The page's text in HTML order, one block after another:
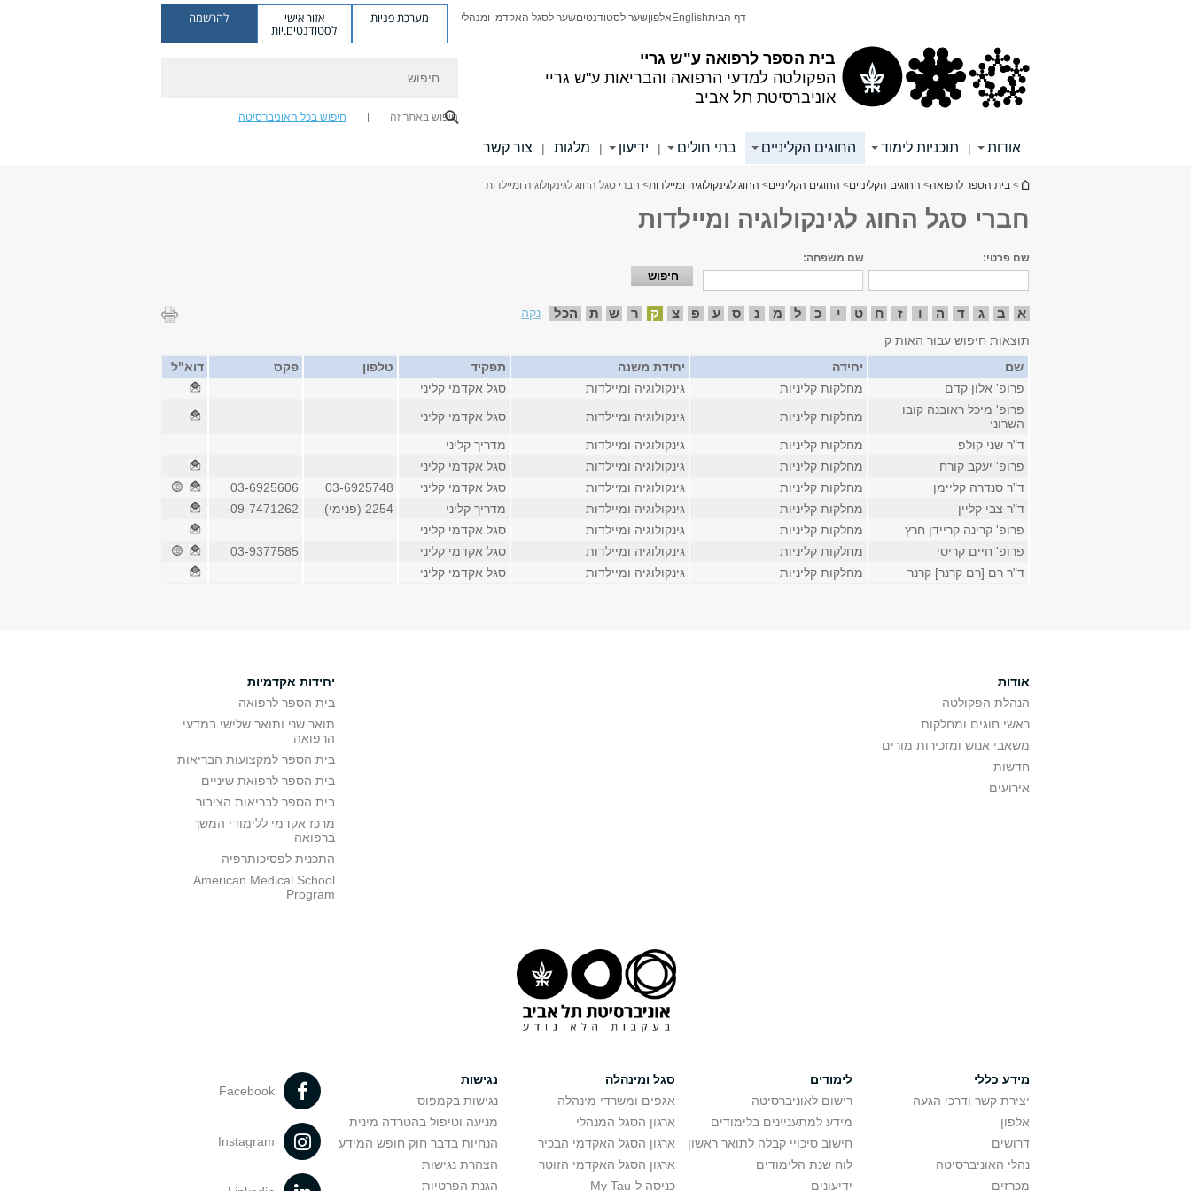
בית הספר לרפואה ע"ש גריי
הפקולטה למדעי הרפואה והבריאות ע"ש גריי
אוניברסיטת תל אביב
דף הביתEnglish אלפוןשער לסטודנטיםשער לסגל האקדמי ומנהלי מערכת פניות אזור אישי
לסטודנטים.יות
להרשמה
חיפוש באתר זה חיפוש בכל האוניברסיטה
אודות | תוכניות לימוד החוגים הקליניים בתי חולים | ידיעון | מלגות | צור קשר
הינך נמצא כאן
> בית הספר לרפואה> החוגים הקליניים> החוגים הקליניים> החוג לגינקולוגיה ומיילדות> חברי סגל החוג לגינקולוגיה ומיילדות
חברי סגל החוג לגינקולוגיה ומיילדות
שם פרטי: שם משפחה:
א ב ג ד ה ו ז ח ט י כ ל מ נ ס ע פ צ ק ר ש ת הכל
נקה
תוצאות חיפוש עבור האות ק
שם
יחידה יחידת משנה תפקיד טלפון פקס
דוא"ל
פרופ' אלון קדם
מחלקות קליניות גינקולוגיה ומיילדות
סגל אקדמי קליני
פרופ' מיכל ראובנה קובו
השרוני
מחלקות קליניות גינקולוגיה ומיילדות
סגל אקדמי קליני
ד"ר שני קולפ
מחלקות קליניות גינקולוגיה ומיילדות
מדריך קליני
פרופ' יעקב קורח
מחלקות קליניות גינקולוגיה ומיילדות
סגל אקדמי קליני
ד"ר סנדרה קליימן
מחלקות קליניות גינקולוגיה ומיילדות סגל אקדמי קליני 03-6925748
03-6925606
ד"ר צבי קליין
מחלקות קליניות גינקולוגיה ומיילדות מדריך קליני 2254 (פנימי)
09-7471262
פרופ' קרינה קריידן חרץ
מחלקות קליניות גינקולוגיה ומיילדות
סגל אקדמי קליני
פרופ' חיים קריסי
מחלקות קליניות גינקולוגיה ומיילדות סגל אקדמי קליני
03-9377585
ד"ר רם [רם קרנר] קרנר
מחלקות קליניות גינקולוגיה ומיילדות סגל אקדמי קליני
אודות
הנהלת הפקולטה
ראשי חוגים ומחלקות
משאבי אנוש ומזכירות מורים
חדשות
אירועים
יחידות אקדמיות
בית הספר לרפואה
תואר שני ותואר שלישי במדעי
הרפואה
בית הספר למקצועות הבריאות
בית הספר לרפואת שיניים
בית הספר לבריאות הציבור
מרכז אקדמי ללימודי המשך
ברפואה
התכנית לפסיכותרפיה
American Medical School
Program
מידע כללי
יצירת קשר ודרכי הגעה
אלפון
דרושים
נהלי האוניברסיטה
מכרזים
לימודים
רישום לאוניברסיטה
מידע למתעניינים בלימודים
חישוב סיכויי קבלה לתואר ראשון
לוח שנת הלימודים
ידיעונים
סגל ומינהלה
אגפים ומשרדי מינהלה
ארגון הסגל המנהלי
ארגון הסגל האקדמי הבכיר
ארגון הסגל האקדמי הזוטר
כניסה ל-My Tau
נגישות
נגישות בקמפוס
מניעה וטיפול בהטרדה מינית
הנחיות בדבר חוק חופש המידע
הצהרת נגישות
הגנת הפרטיות
Facebook
Instagram